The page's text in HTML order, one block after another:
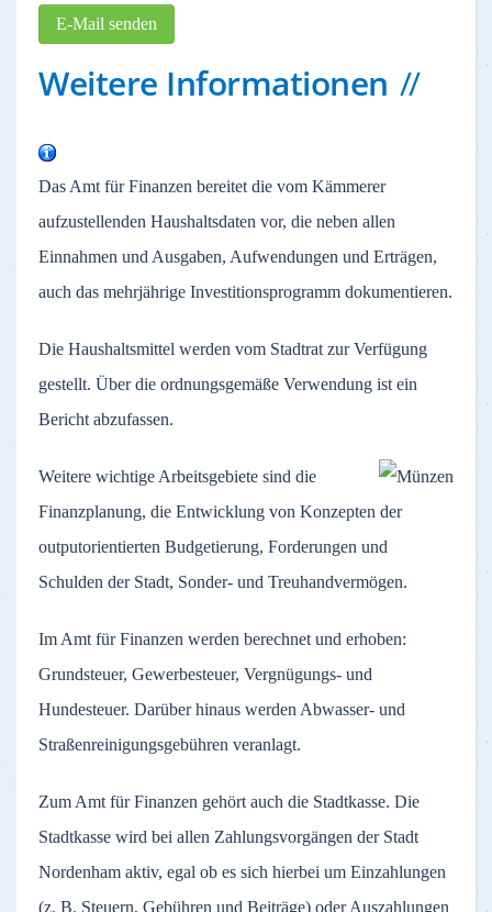
E-Mail senden
Weitere Informationen
Das Amt für Finanzen bereitet die vom Kämmerer
aufzustellenden Haushaltsdaten vor, die neben allen
Einnahmen und Ausgaben, Aufwendungen und Erträgen,
auch das mehrjährige Investitionsprogramm dokumentieren.
Die Haushaltsmittel werden vom Stadtrat zur Verfügung
gestellt. Über die ordnungsgemäße Verwendung ist ein
Bericht abzufassen.
Weitere wichtige Arbeitsgebiete sind die
Finanzplanung, die Entwicklung von Konzepten der
outputorientierten Budgetierung, Forderungen und
Schulden der Stadt, Sonder- und Treuhandvermögen.
Im Amt für Finanzen werden berechnet und erhoben:
Grundsteuer, Gewerbesteuer, Vergnügungs- und
Hundesteuer. Darüber hinaus werden Abwasser- und
Straßenreinigungsgebühren veranlagt.
Zum Amt für Finanzen gehört auch die Stadtkasse. Die
Stadtkasse wird bei allen Zahlungsvorgängen der Stadt
Nordenham aktiv, egal ob es sich hierbei um Einzahlungen
(z. B. Steuern, Gebühren und Beiträge) oder Auszahlungen